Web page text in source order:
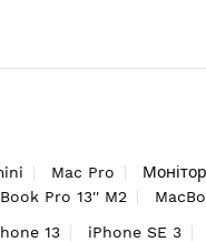
Mac Pro
Pro 13'' M2
13 iPhone SE 3